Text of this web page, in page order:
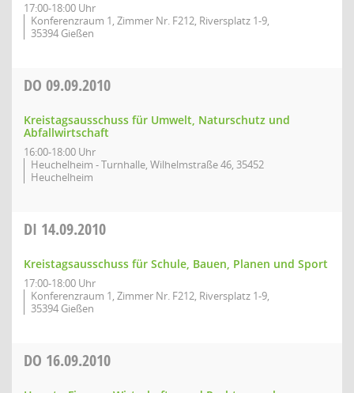
17:00-18:00 Uhr
Konferenzraum 1, Zimmer Nr. F212, Riversplatz 1-9,
35394 Gießen
DO 09.09.2010
Kreistagsausschuss für Umwelt, Naturschutz und
Abfallwirtschaft
16:00-18:00 Uhr
Heuchelheim - Turnhalle, Wilhelmstraße 46, 35452
Heuchelheim
DI 14.09.2010
Kreistagsausschuss für Schule, Bauen, Planen und Sport
17:00-18:00 Uhr
Konferenzraum 1, Zimmer Nr. F212, Riversplatz 1-9,
35394 Gießen
DO 16.09.2010